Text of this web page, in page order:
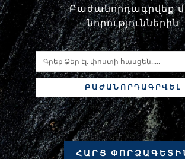
Բաժանորդագրվեք
նորություններին
ԲԱԺԱՆՈՐԴԱԳՐՎԵԼ
ՀԱՐՑ